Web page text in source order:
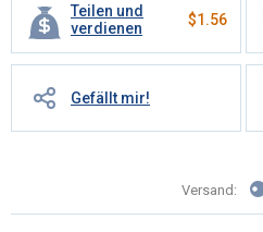
Teilen und
verdienen
$1.56
Gefällt mir!
Versand: